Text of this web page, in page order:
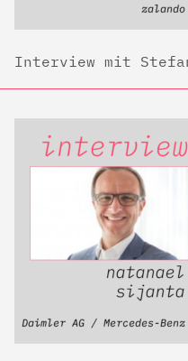
Interview mit